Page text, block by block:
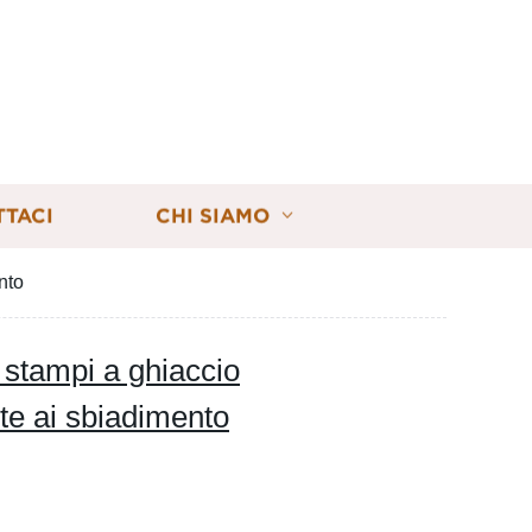
CHI SIAMO
a ghiaccio
ai sbiadimento